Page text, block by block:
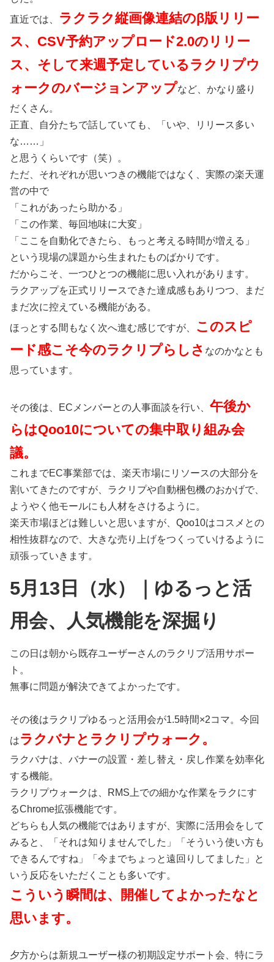
直近では、
ラクラク縦画像連結のβ版リリー
ス、CSV予約アップロード2.0のリリー
ス、そして来週予定しているラクリプウ
ォークのバージョンアップなど、かなり盛り
だくさん。
正直、自分たちで話していても、「いや、リリース多い
な……」
と思うくらいです（笑）。
ただ、それぞれが思いつきの機能ではなく、実際の楽天運
営の中で
「これがあったら助かる」
「この作業、毎回地味に大変」
「ここを自動化できたら、もっと考える時間が増える」
という現場の課題から生まれたものばかりです。
だからこそ、一つひとつの機能に思い入れがあります。
ラクアップを正式リリースできた達成感もありつつ、まだ
まだ次に控えている機能がある。
ほっとする間もなく次へ進む感じですが、
このスピ
ード感こそ今のラクリプらしさ なのかなとも
思っています。
その後は、ECメンバーとの人事面談を行い、 午後か
らはQoo10についての集中取り組み会
議。
これまでEC事業部では、楽天市場にリソースの大部分を
割いてきたのですが、ラクリプや自動梱包機のおかげで、
ようやく他モールにも人材をさけるように。
楽天市場ほどは難しいと思いますが、Qoo10はコスメとの
相性抜群なので、大きな売り上げをつくっていけるように
頑張っていきます。
5月13日（水）｜ゆるっと活
用会、人気機能を深掘り
この日は朝から既存ユーザーさんのラクリプ活用サポー
ト。
無事に問題が解決できてよかったです。
その後はラクリプゆるっと活用会が1.5時間×2コマ。今回
はラクバナとラクリプウォーク。
ラクバナは、バナーの設置・差し替え・戻し作業を効率化
する機能。
ラクリプウォークは、RMS上での細かな作業をラクにす
るChrome拡張機能です。
どちらも人気の機能ではありますが、実際に活用会をして
みると、「それは知りませんでした」「そういう使い方も
できるんですね」「今までちょっと遠回りしてました」と
いう反応をいただくことも多いです。
こういう瞬間は、開催してよかったなと
思います。
夕方からは新規ユーザー様の初期設定サポート会、特にラ